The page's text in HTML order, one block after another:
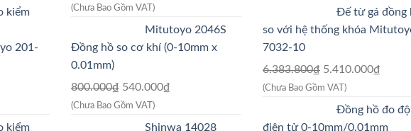
tại
9.930.000₫.
kiểm
201-
kiểm
gốc
175.000₫.
tại
là:
(Chưa Bao Gồm VAT)
Mitutoyo 2046S
Đồng hồ so cơ khí (0-10mm x
0.01mm)
800.000₫ Giá
gốc
540.000₫
(Chưa Bao Gồm VAT)
Shinwa 14028
5.451.600₫.
tại
là:
Đế từ gá đồng
so với hệ thống khóa
7032-10
6.383.800₫ Giá
gốc
6.383.800₫.
5.410.000₫
tại
(Chưa Bao Gồm VAT)
Đồng hồ đo
điện tử 0-10mm/0.01mm